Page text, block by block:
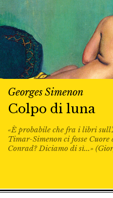
Georges Simenon
Colpo di luna
«È probabile che fra i libri
Timar-Simenon ci fosse
Conrad? Diciamo di sì...»